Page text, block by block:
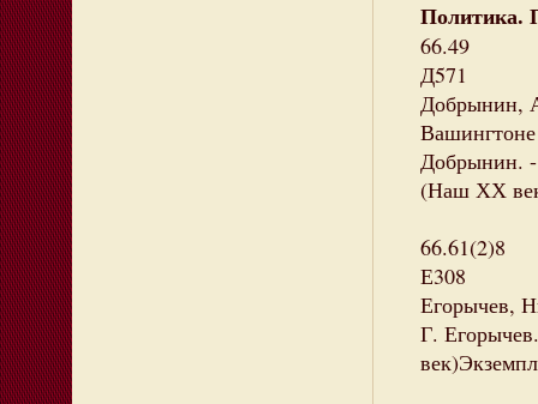
Политика.
66.49
Д571
Добрынин,
Добрынин.
(Наш ХХ
66.61(2)8
Е308
Егорычев,
Г.